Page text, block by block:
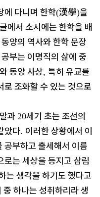
에 다니며 한학(漢學)을
에서 소시에는 한학을 배
양의 역사와 한학 문장
부는 이명직의 삶에 중
동양 사상, 특히 유교를
로 조화할 수 있는 것으로
과 20세기 초는 조선의
았다. 이러한 상황에서 이
공부하고 출세해서 이름
로는 세상을 등지고 삼림
는 생각을 하기도 했다고
하나는 성취하리라 생